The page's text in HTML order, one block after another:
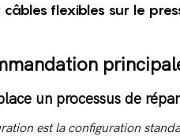
câbles flexibles sur le
un processus de
est la configuration